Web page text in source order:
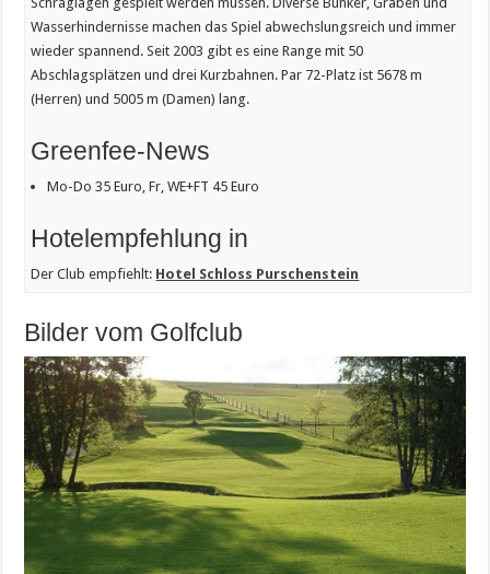
Wasserhindernisse machen das Spiel abwechslungsreich und immer
wieder spannend. Seit 2003 gibt es eine Range mit 50
Abschlagsplätzen und drei Kurzbahnen. Par 72-Platz ist 5678 m
(Herren) und 5005 m (Damen) lang.
Greenfee-News
Mo-Do 35 Euro, Fr, WE+FT 45 Euro
Hotelempfehlung in
Der Club empfiehlt: Hotel Schloss Purschenstein
Bilder vom Golfclub